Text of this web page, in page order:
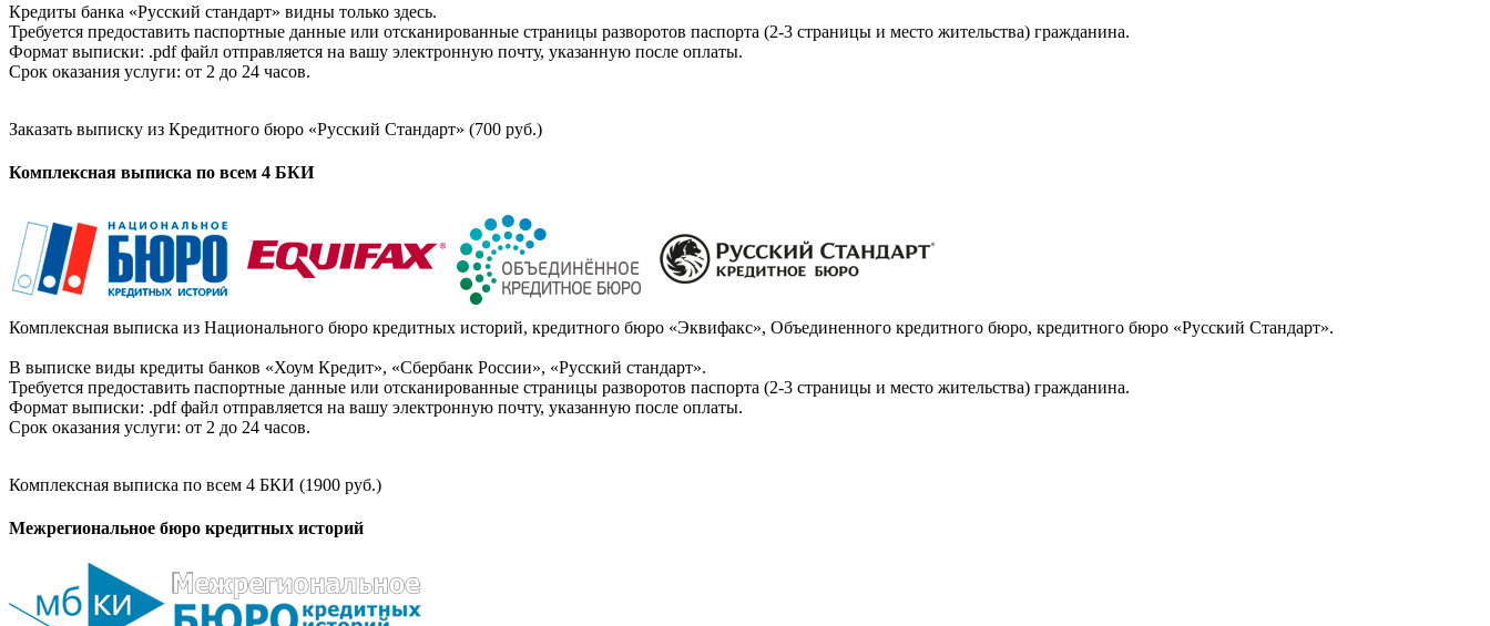
Кредиты банка «Русский стандарт» видны только здесь.
Требуется предоставить паспортные данные или отсканированные страницы разворотов паспорта (2-3 страницы и место жительства) гражданина.
Формат выписки: .pdf файл отправляется на вашу электронную почту, указанную после оплаты.
Срок оказания услуги: от 2 до 24 часов.
Заказать выписку из Кредитного бюро «Русский Стандарт» (700 руб.)
Комплексная выписка по всем 4 БКИ
Комплексная выписка из Национального бюро кредитных историй, кредитного бюро «Эквифакс», Объединенного кредитного бюро, кредитного бюро «Русский Стандарт».
В выписке виды кредиты банков «Хоум Кредит», «Сбербанк России», «Русский стандарт».
Требуется предоставить паспортные данные или отсканированные страницы разворотов паспорта (2-3 страницы и место жительства) гражданина.
Формат выписки: .pdf файл отправляется на вашу электронную почту, указанную после оплаты.
Срок оказания услуги: от 2 до 24 часов.
Комплексная выписка по всем 4 БКИ (1900 руб.)
Межрегиональное бюро кредитных историй